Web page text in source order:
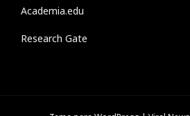
Academia.edu
Research Gate